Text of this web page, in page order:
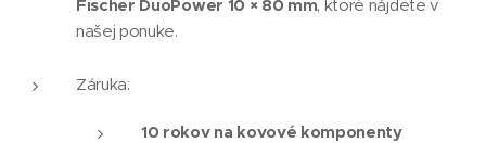
Fischer DuoPower 10 × 80 mm, ktoré nájdete v
našej ponuke.
Záruka:
10 rokov na kovové komponenty